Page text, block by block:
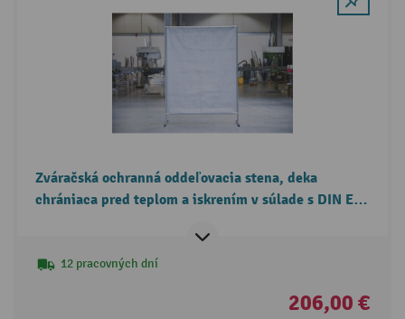
Zváračská ochranná oddeľovacia stena, deka
chrániaca pred teplom a iskrením v súlade s DIN EN
12 pracovných dní
206,00 €